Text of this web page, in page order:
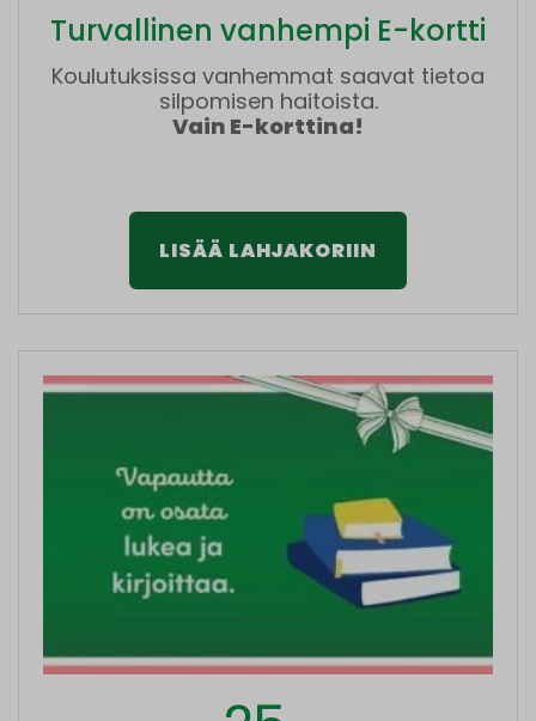
Turvallinen vanhempi E-kortti
Koulutuksissa vanhemmat saavat tietoa
silpomisen haitoista.
Vain E-korttina!
LISÄÄ LAHJAKORIIN